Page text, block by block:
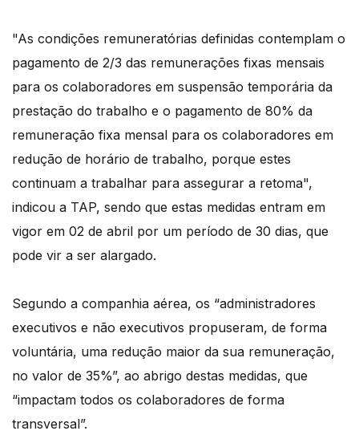
"As condições remuneratórias definidas contemplam o
pagamento de 2/3 das remunerações fixas mensais
para os colaboradores em suspensão temporária da
prestação do trabalho e o pagamento de 80% da
remuneração fixa mensal para os colaboradores em
redução de horário de trabalho, porque estes
continuam a trabalhar para assegurar a retoma",
indicou a TAP, sendo que estas medidas entram em
vigor em 02 de abril por um período de 30 dias, que
pode vir a ser alargado.
Segundo a companhia aérea, os “administradores
executivos e não executivos propuseram, de forma
voluntária, uma redução maior da sua remuneração,
no valor de 35%”, ao abrigo destas medidas, que
“impactam todos os colaboradores de forma
transversal”.